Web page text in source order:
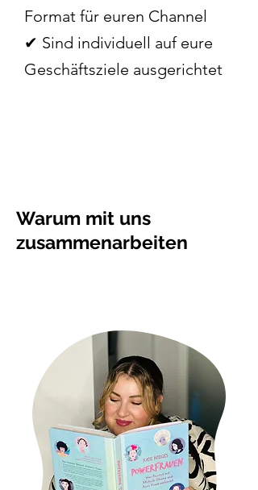
Format für euren Channel
✔︎ Sind individuell auf eure
Geschäftsziele ausgerichtet
Warum mit uns
zusammenarbeiten